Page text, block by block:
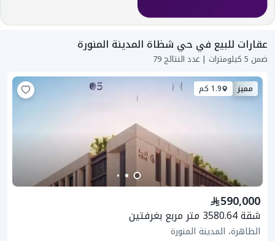
عقارات للبيع في حي شظاة المدينة المنورة
ضمن 5 كيلومترات | عدد النتائج 79
مميز 1.9 كم
590,000
شقة 3580.64 متر مربع بغرفتين
الظاهرة، المدينة المنورة